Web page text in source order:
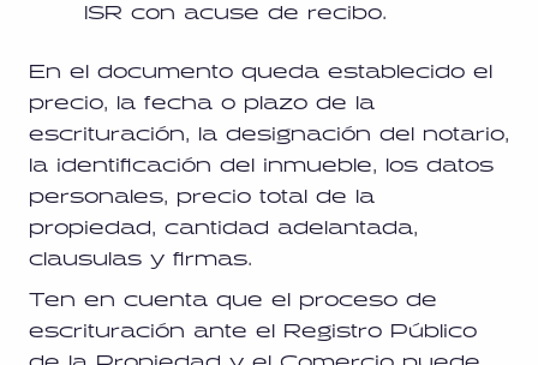
ISR con acuse de recibo.
En el documento queda establecido el
precio, la fecha o plazo de la
escrituración, la designación del notario,
la identificación del inmueble, los datos
personales, precio total de la
propiedad, cantidad adelantada,
clausulas y firmas.
Ten en cuenta que el proceso de
escrituración ante el Registro Público
de la Propiedad y el Comercio puede